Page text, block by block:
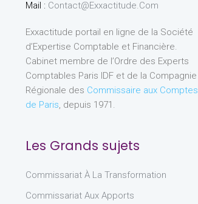
Mail : Contact@exxactitude.com
Exxactitude portail en ligne de la Société
d’Expertise Comptable et Financière.
Cabinet membre de l’Ordre des Experts
Comptables Paris IDF et de la Compagnie
Régionale des Commissaire aux Comptes
de Paris, depuis 1971.
Les Grands sujets
Commissariat À La Transformation
Commissariat Aux Apports